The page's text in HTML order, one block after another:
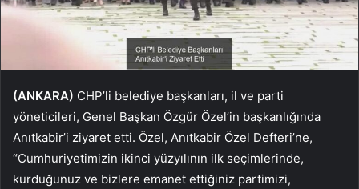
(ANKARA) CHP’li belediye başkanları, il ve parti
yöneticileri, Genel Başkan Özgür Özel’in başkanlığında
Anıtkabir’i ziyaret etti. Özel, Anıtkabir Özel Defteri’ne,
“Cumhuriyetimizin ikinci yüzyılının ilk seçimlerinde,
kurduğunuz ve bizlere emanet ettiğiniz partimizi,